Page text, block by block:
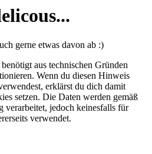
gerne etwas davon ab :)
aus technischen Gründen
Wenn du diesen Hinweis
erklärst du dich damit
setzen. Die Daten werden gemäß
verarbeitet, jedoch keinesfalls für
verwendet.